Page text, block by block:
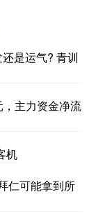
是运气? 青训
主力资金净流
机
仁可能拿到所